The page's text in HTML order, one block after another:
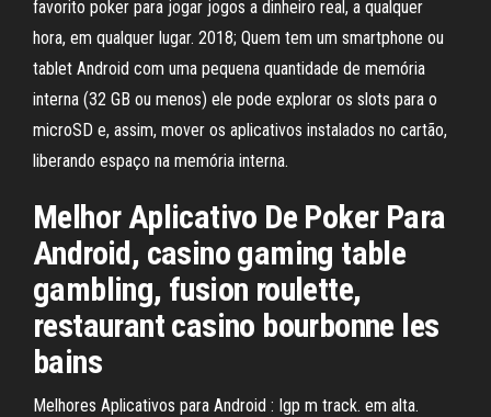
favorito poker para jogar jogos a dinheiro real, a qualquer
hora, em qualquer lugar. 2018; Quem tem um smartphone ou
tablet Android com uma pequena quantidade de memória
interna (32 GB ou menos) ele pode explorar os slots para o
microSD e, assim, mover os aplicativos instalados no cartão,
liberando espaço na memória interna.
Melhor Aplicativo De Poker Para
Android, casino gaming table
gambling, fusion roulette,
restaurant casino bourbonne les
bains
Melhores Aplicativos para Android : Igp m track. em alta.